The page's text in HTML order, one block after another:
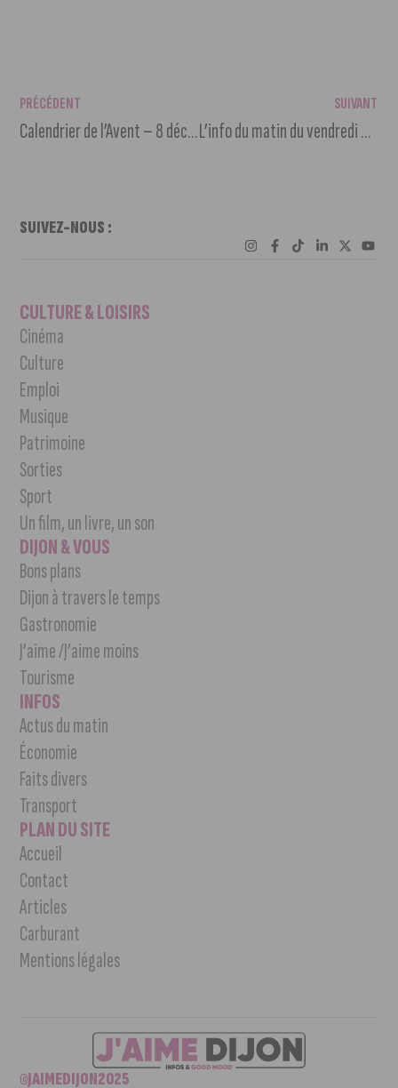
PRÉCÉDENT
Calendrier de l’Avent – 8 décembre
SUIVANT
L’info du matin du vendredi 8 décembre 2023
SUIVEZ-NOUS :
CULTURE & LOISIRS
Cinéma
Culture
Emploi
Musique
Patrimoine
Sorties
Sport
Un film, un livre, un son
DIJON & VOUS
Bons plans
Dijon à travers le temps
Gastronomie
J’aime /J’aime moins
Tourisme
INFOS
Actus du matin
Économie
Faits divers
Transport
PLAN DU SITE
Accueil
Contact
Articles
Carburant
Mentions légales
©JAIMEDIJON2025